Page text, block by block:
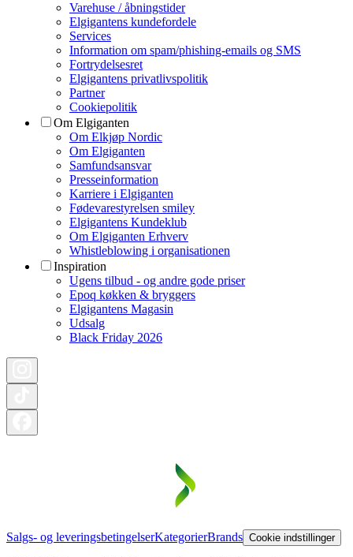
Varehuse / åbningstider
Elgigantens kundefordele
Services
Information om spam/phishing-emails og SMS
Fortrydelsesret
Elgigantens privatlivspolitik
Partner
Cookiepolitik
Om Elgiganten
Om Elkjøp Nordic
Om Elgiganten
Samfundsansvar
Presseinformation
Karriere i Elgiganten
Fødevarestyrelsen smiley
Elgigantens Kundeklub
Om Elgiganten Erhverv
Whistleblowing i organisationen
Inspiration
Ugens tilbud - og andre gode priser
Epoq køkken & bryggers
Elgigantens Magasin
Udsalg
Black Friday 2026
Salgs- og leveringsbetingelserKategorierBrands Cookie indstillinger